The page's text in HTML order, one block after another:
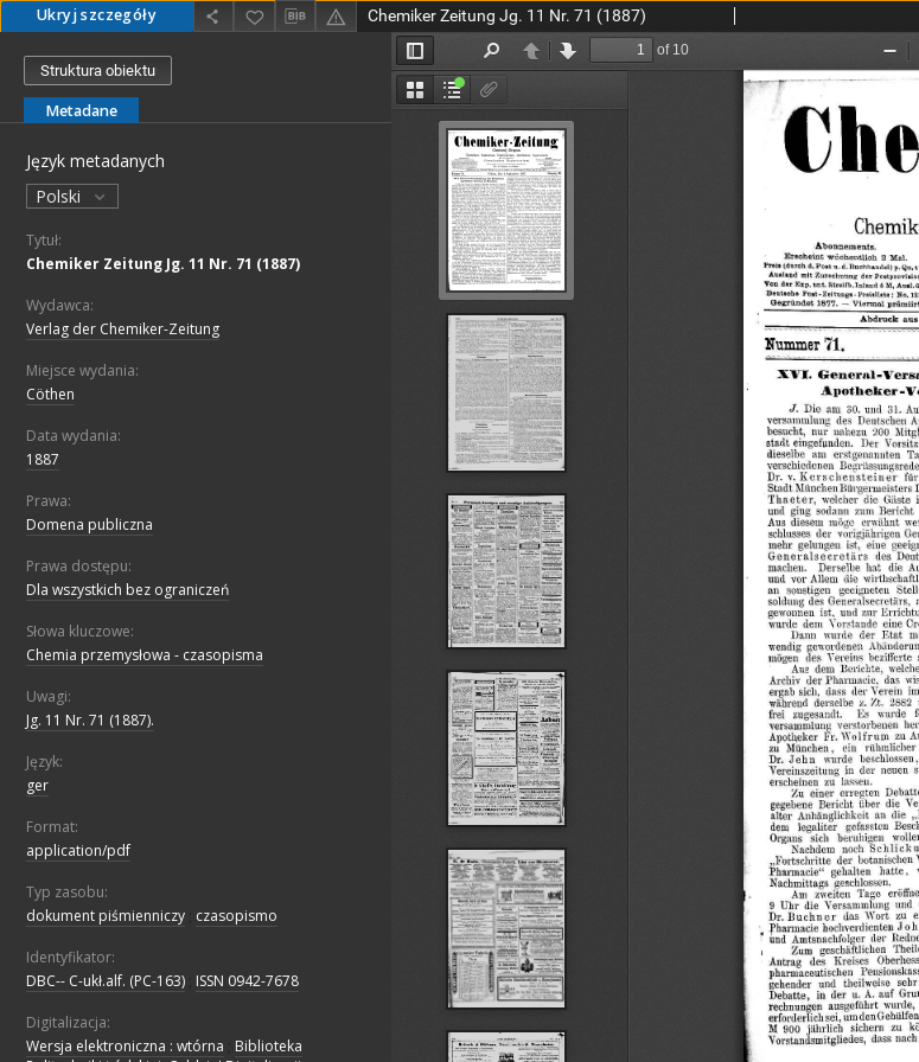
Ukryj szczegóły Chemiker Zeitung Jg. 11 Nr. 71 (1887)
Struktura obiektu
Metadane
Język metadanych
Polski
Tytuł:
Chemiker Zeitung Jg. 11 Nr. 71 (1887)
Wydawca:
Verlag der Chemiker-Zeitung
Miejsce wydania:
Cöthen
Data wydania:
1887
Prawa:
Domena publiczna
Prawa dostępu:
Dla wszystkich bez ograniczeń
Słowa kluczowe:
Chemia przemysłowa - czasopisma
Uwagi:
Jg. 11 Nr. 71 (1887).
Język:
ger
Format:
application/pdf
Typ zasobu:
dokument piśmienniczy czasopismo
Identyfikator:
DBC-- C-ukł.alf. (PC-163) ISSN 0942-7678
Digitalizacja:
Wersja elektroniczna : wtórna
Biblioteka